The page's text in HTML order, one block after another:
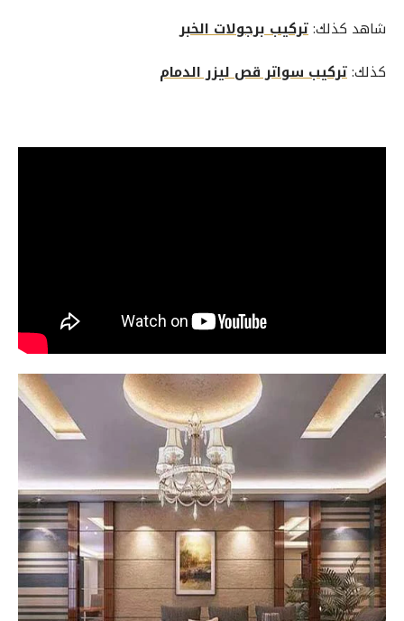
شاهد كذلك:تركيب برجولات الخبر
كذلك:تركيب سواتر قص ليزر الدمام